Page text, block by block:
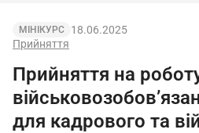
МІНІКУРС
Прийняття
18.06.2025
Прийняття на
для кадрового та